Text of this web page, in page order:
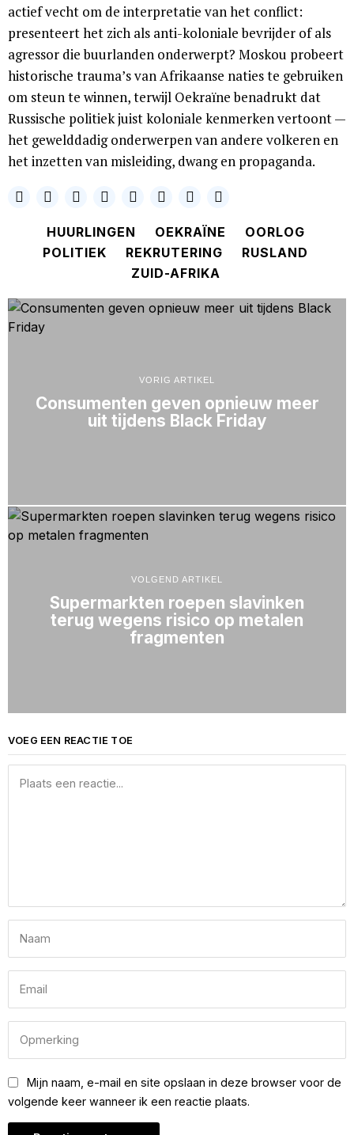
actief vecht om de interpretatie van het conflict:
presenteert het zich als anti-koloniale bevrijder of als
agressor die buurlanden onderwerpt? Moskou probeert
historische trauma’s van Afrikaanse naties te gebruiken
om steun te winnen, terwijl Oekraïne benadrukt dat
Russische politiek juist koloniale kenmerken vertoont —
het gewelddadig onderwerpen van andere volkeren en
het inzetten van misleiding, dwang en propaganda.
HUURLINGEN OEKRAÏNE
OORLOG
POLITIEK
REKRUTERING
RUSLAND
ZUID-AFRIKA
VORIG ARTIKEL
Consumenten geven opnieuw meer
uit tijdens Black Friday
VOLGEND ARTIKEL
Supermarkten roepen slavinken
terug wegens risico op metalen
fragmenten
VOEG EEN REACTIE TOE
Mijn naam, e-mail en site opslaan in deze browser voor de
volgende keer wanneer ik een reactie plaats.